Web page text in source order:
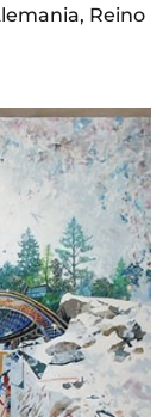
Reino